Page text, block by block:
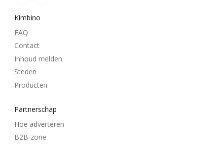
Kimbino
FAQ
Contact
Inhoud melden
Steden
Producten
Partnerschap
Hoe adverteren
B2B-zone